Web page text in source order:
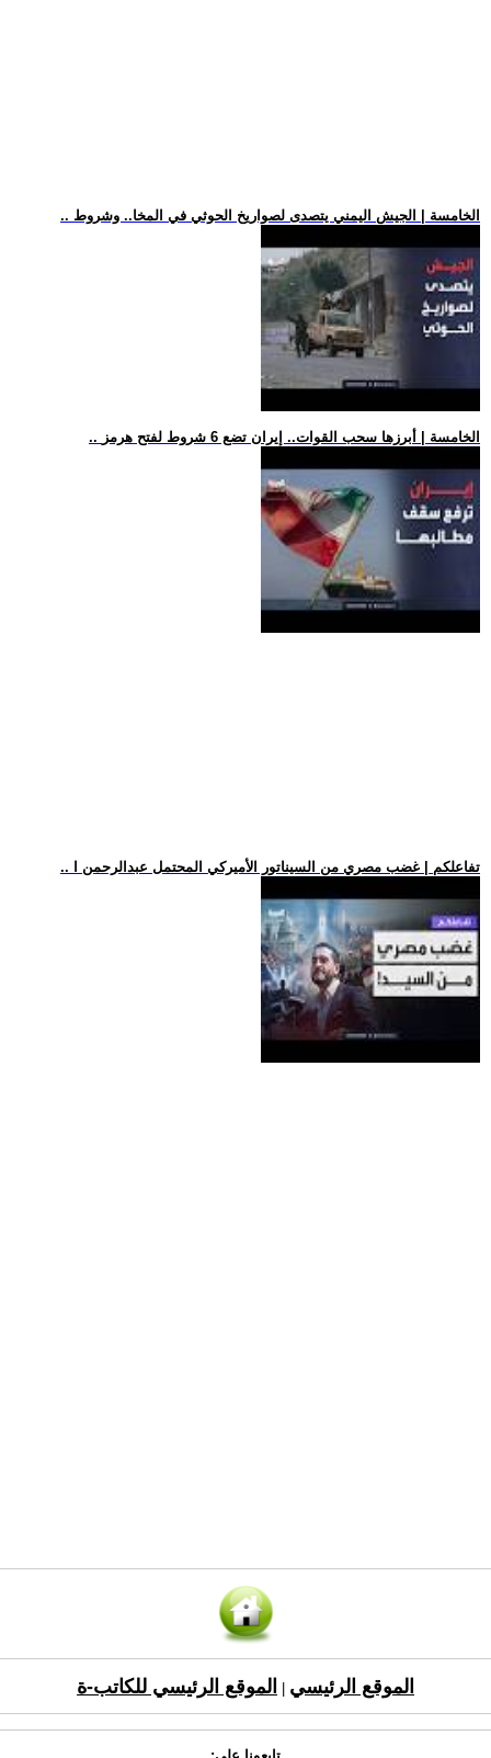
.. الخامسة | الجيش اليمني يتصدى لصواريخ الحوثي في المخا.. وشروط
.. الخامسة | أبرزها سحب القوات.. إيران تضع 6 شروط لفتح هرمز
.. تفاعلكم | غضب مصري من السيناتور الأميركي المحتمل عبدالرحمن ا
الموقع الرئيسي الموقع الرئيسي للكاتب-ة